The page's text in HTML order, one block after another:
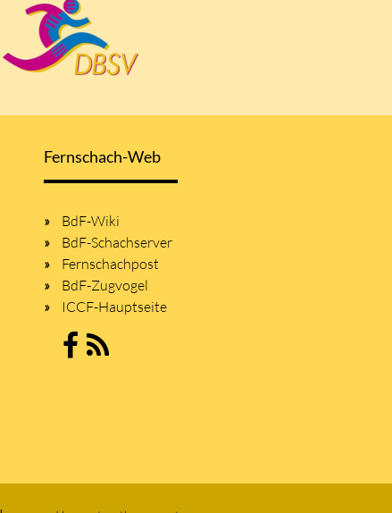
Fernschach-Web
BdF-Wiki
BdF-Schachserver
Fernschachpost
BdF-Zugvogel
ICCF-Hauptseite